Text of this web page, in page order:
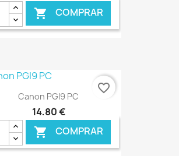
 COMPRAR
€ ONLINE
Canon PGI9 PC
14,80 €
 COMPRAR
favorite_border